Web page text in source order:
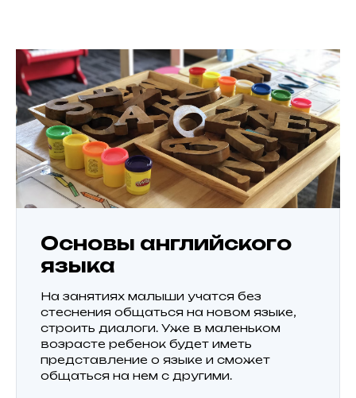
Основы английского
языка
На занятиях малыши учатся без
стеснения общаться на новом языке,
строить диалоги. Уже в маленьком
возрасте ребенок будет иметь
представление о языке и сможет
общаться на нем с другими.